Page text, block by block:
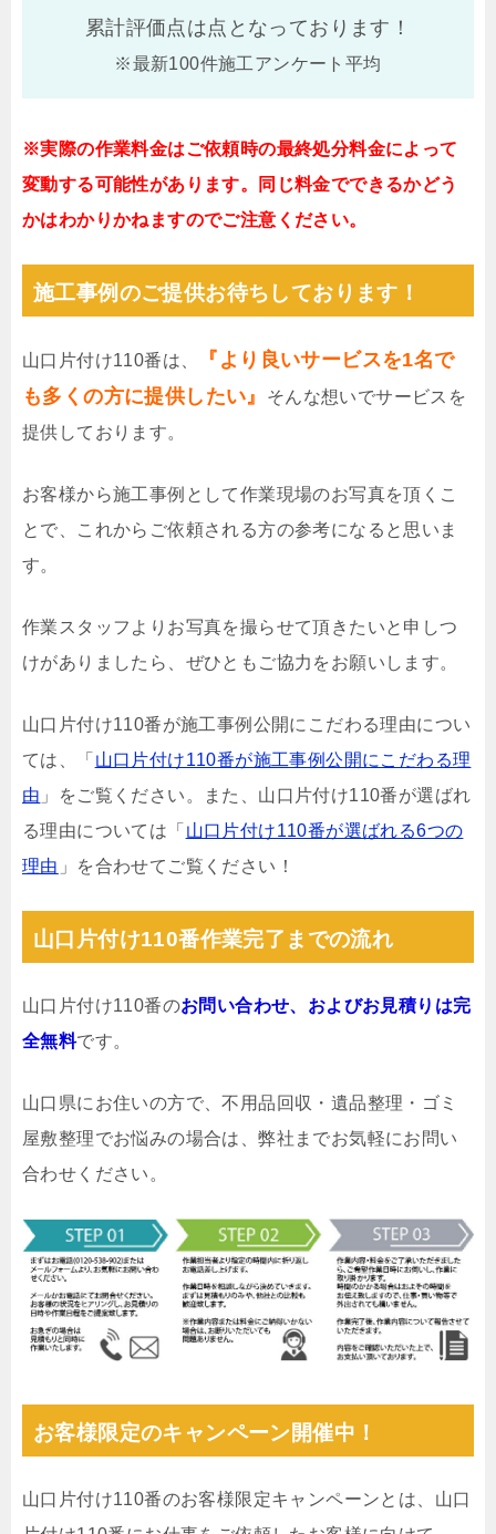
累計評価点は点となっております！
※最新100件施工アンケート平均
※実際の作業料金はご依頼時の最終処分料金によって
変動する可能性があります。同じ料金でできるかどう
かはわかりかねますのでご注意ください。
施工事例のご提供お待ちしております！
山口片付け110番は、
『より良いサービスを1名で
も多くの方に提供したい』
そんな想いでサービスを
提供しております。
お客様から施工事例として作業現場のお写真を頂くこ
とで、これからご依頼される方の参考になると思いま
す。
作業スタッフよりお写真を撮らせて頂きたいと申しつ
けがありましたら、ぜひともご協力をお願いします。
山口片付け110番が施工事例公開にこだわる理由につい
ては、「 山口片付け110番が施工事例公開にこだわる理
由 」をご覧ください。また、山口片付け110番が選ばれ
る理由については「 山口片付け110番が選ばれる6つの
理由 」を合わせてご覧ください！
山口片付け110番作業完了までの流れ
山口片付け110番のお問い合わせ、およびお見積りは完
全無料です。
山口県にお住いの方で、不用品回収・遺品整理・ゴミ
屋敷整理でお悩みの場合は、弊社までお気軽にお問い
合わせください。
お客様限定のキャンペーン開催中！
山口片付け110番のお客様限定キャンペーンとは、山口